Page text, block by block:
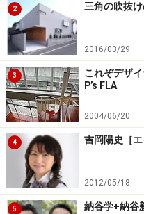
2 三角の吹抜け
2016/03/29
3
これぞデザ
P’s FLA
2004/06/20
4 吉岡陽史［エ
2012/05/18
5 納谷学+納谷